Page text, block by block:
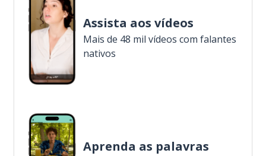
Assista aos vídeos
Mais de 48 mil vídeos com falantes
nativos
Aprenda as palavras